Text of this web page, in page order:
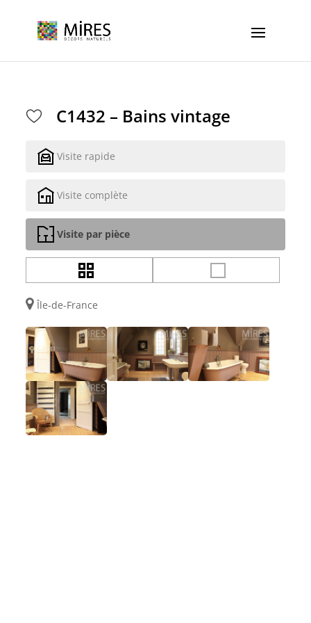
C1432 – Bains vintage
Visite rapide
Visite complète
Visite par pièce
Île-de-France